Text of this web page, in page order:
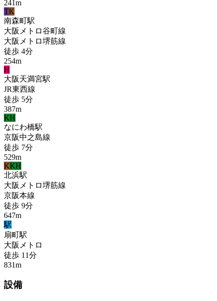
241 m
TK
南森町駅
大阪メトロ谷町線
大阪メトロ堺筋線
徒歩 4分
254m
H
大阪天満宮駅
JR東西線
徒歩 5分
387m
KH
なにわ橋駅
京阪中之島線
徒歩 7分
529m
KKH
北浜駅
大阪メトロ堺筋線
京阪本線
徒歩 9分
647m
駅
扇町駅
大阪メトロ
徒歩 11分
831m
設備